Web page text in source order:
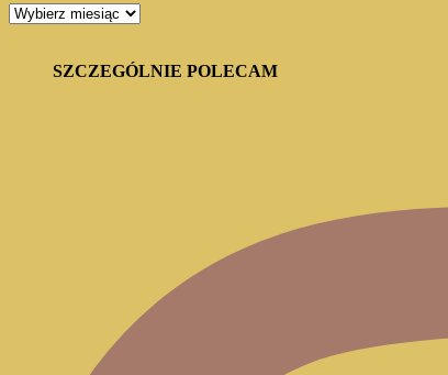
ARCHIWUM
SZCZEGÓLNIE POLECAM